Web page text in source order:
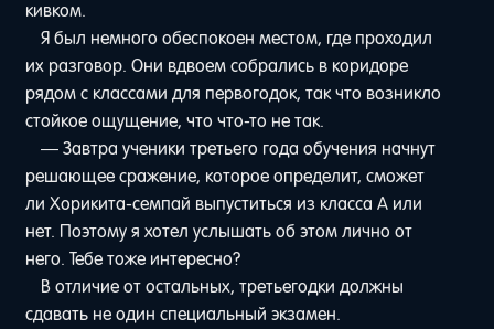
кивком.
Я был немного обеспокоен местом, где проходил
их разговор. Они вдвоем собрались в коридоре
рядом с классами для первогодок, так что возникло
стойкое ощущение, что что-то не так.
— Завтра ученики третьего года обучения начнут
решающее сражение, которое определит, сможет
ли Хорикита-семпай выпуститься из класса A или
нет. Поэтому я хотел услышать об этом лично от
него. Тебе тоже интересно?
В отличие от остальных, третьегодки должны
сдавать не один специальный экзамен.